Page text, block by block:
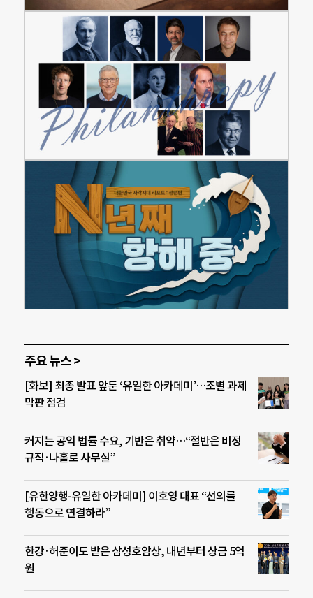
주요 뉴스 >
[화보] 최종 발표 앞둔 ‘유일한 아카데미’…조별 과제
막판 점검
커지는 공익 법률 수요, 기반은 취약…“절반은 비정
규직·나홀로 사무실”
[유한양행-유일한 아카데미] 이호영 대표 “선의를
행동으로 연결하라”
한강·허준이도 받은 삼성호암상, 내년부터 상금 5억
원